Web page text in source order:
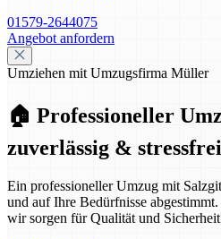
01579-2644075
Angebot anfordern
Umziehen mit Umzugsfirma Müller
🏠 Professioneller
zuverlässig & stressfrei
Ein professioneller Umzug mit
und auf Ihre Bedürfnisse
wir sorgen für Qualität und